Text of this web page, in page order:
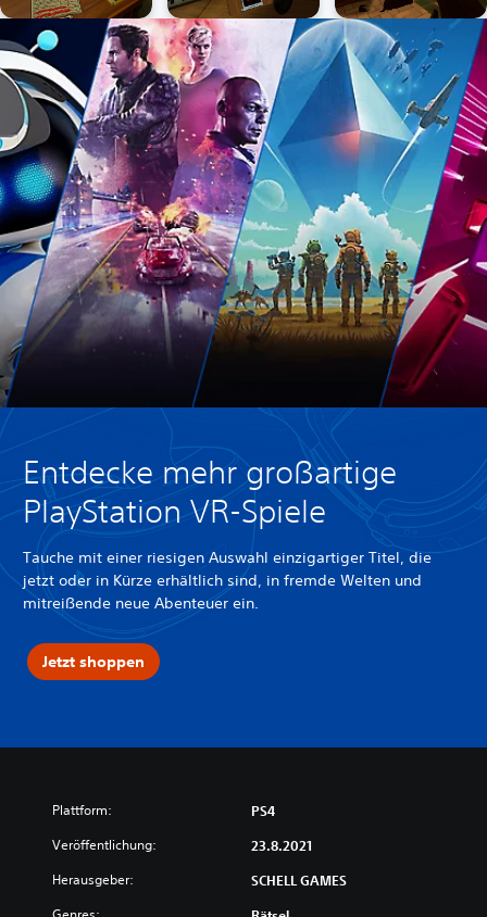
Entdecke mehr großartige
PlayStation VR-Spiele
Tauche mit einer riesigen Auswahl einzigartiger Titel, die
jetzt oder in Kürze erhältlich sind, in fremde Welten und
mitreißende neue Abenteuer ein.
Jetzt shoppen
Plattform: PS4
Veröffentlichung: 23.8.2021
Herausgeber: SCHELL GAMES